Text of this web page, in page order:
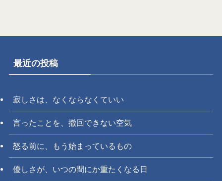
最近の投稿
寂しさは、なくならなくていい
言ったことを、撤回できない空気
怒る前に、もう始まっているもの
優しさが、いつの間にか重たくなる日